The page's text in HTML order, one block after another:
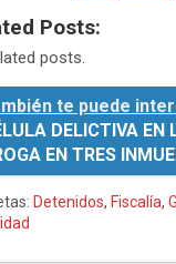
Posts:
posts.
te puede
DELICTIVA EN
EN TRES
Detenidos, Fiscalía,